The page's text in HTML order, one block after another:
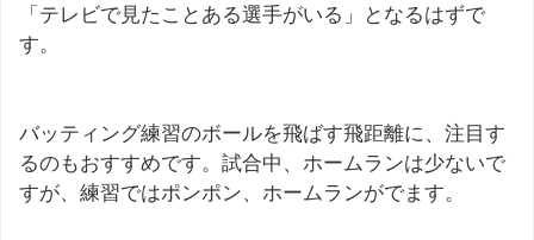
「テレビで見たことある選手がいる」となるはずで
す。
バッティング練習のボールを飛ばす飛距離に、注目す
るのもおすすめです。試合中、ホームランは少ないで
すが、練習ではポンポン、ホームランがでます。